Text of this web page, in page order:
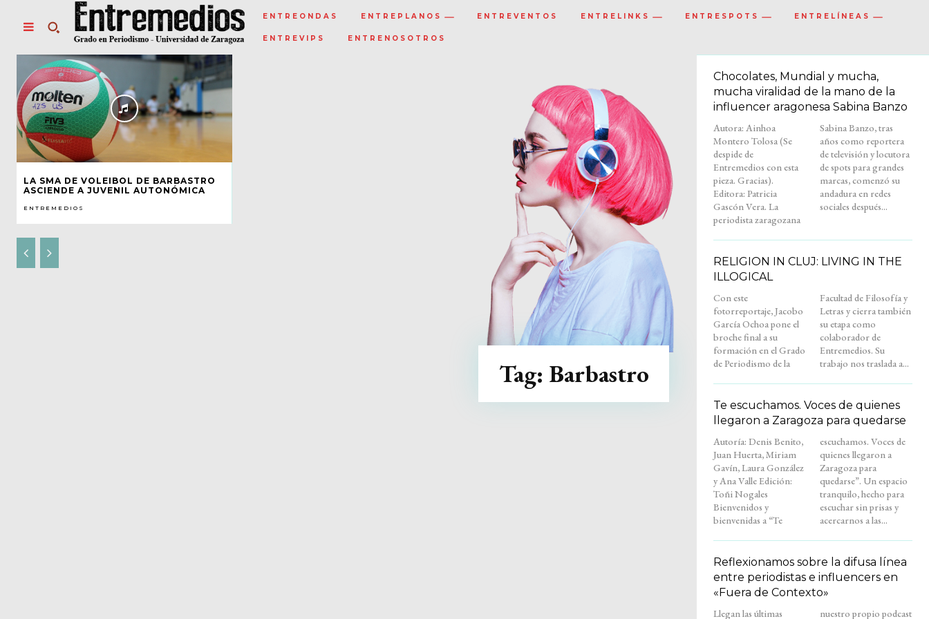
ENTREONDAS ENTREPLANOS ENTREVENTOS ENTRELINKS ENTRESPOTS ENTRELÍNEAS
ENTREVIPS ENTRENOSOTROS
LA SMA DE VOLEIBOL DE BARBASTRO
ASCIENDE A JUVENIL AUTONÓMICA
ENTREMEDIOS
Tag: Barbastro
Chocolates, Mundial y mucha,
mucha viralidad de la mano de la
influencer aragonesa Sabina Banzo
Autora: Ainhoa
Montero Tolosa (Se
despide de
Entremedios con esta
pieza. Gracias).
Editora: Patricia
Gascón Vera. La
periodista zaragozana
Sabina Banzo, tras
años como reportera
de televisión y locutora
de spots para grandes
marcas, comenzó su
andadura en redes
sociales después...
RELIGION IN CLUJ: LIVING IN THE
ILLOGICAL
Con este
fotorreportaje, Jacobo
García Ochoa pone el
broche final a su
formación en el Grado
de Periodismo de la
Facultad de Filosofía y
Letras y cierra también
su etapa como
colaborador de
Entremedios. Su
trabajo nos traslada a...
Te escuchamos. Voces de quienes
llegaron a Zaragoza para quedarse
Autoría: Denis Benito,
Juan Huerta, Miriam
Gavín, Laura González
y Ana Valle Edición:
Toñi Nogales
Bienvenidos y
bienvenidas a “Te
escuchamos. Voces de
quienes llegaron a
Zaragoza para
quedarse”. Un espacio
tranquilo, hecho para
escuchar sin prisas y
acercarnos a las...
Reflexionamos sobre la difusa línea
entre periodistas e influencers en
«Fuera de Contexto»
Llegan las últimas
nuestro propio podcast